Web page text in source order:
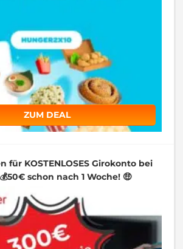
ZUM DEAL
für KOSTENLOSES Girokonto bei
schon nach 1 Woche! 🤑